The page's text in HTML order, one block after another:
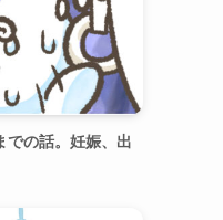
での話。妊娠、出